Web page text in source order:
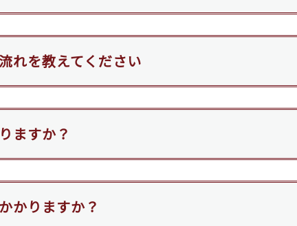
れを教えてください
ますか？
かりますか？